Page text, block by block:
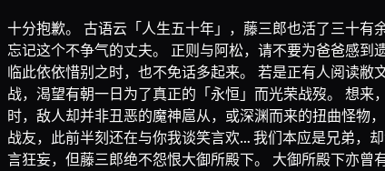
十分抱歉。 古语云「人生五十年」，藤三郎也活了三十
忘记这个不争气的丈夫。 正则与阿松，请不要为爸爸感
临此依依惜别之时，也不免话多起来。 若是正有人阅读
战，渴望有朝一日为了真正的「永恒」而光荣战歿。 想
时，敌人却并非丑恶的魔神扈从，或深渊而来的扭曲怪物
战友，此前半刻还在与你我谈笑言欢… 我们本应是兄弟，
言狂妄，但藤三郎绝不怨恨大御所殿下。 大御所殿下亦